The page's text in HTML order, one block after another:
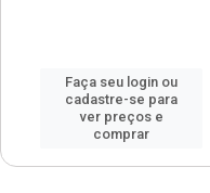
Faça seu login ou
cadastre-se para
ver preços e
comprar